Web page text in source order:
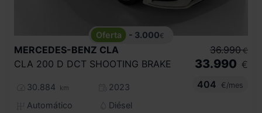
- 3.000€
MERCEDES-BENZ CLA
CLA 200 D DCT SHOOTING BRAKE
30.884 km
2023
Automático
Diésel
36.990 €
33.990 €
404
€/mes